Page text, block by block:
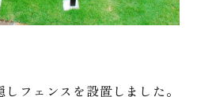
フェンスを設置しました。